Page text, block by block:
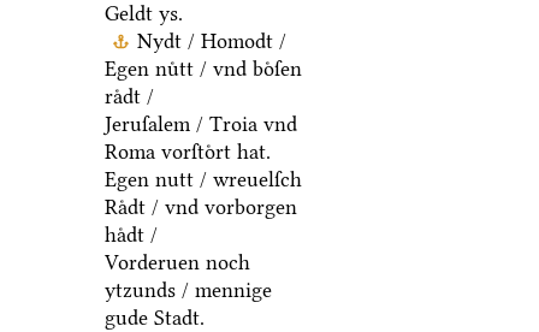
Geldt ys.
Nydt / Homodt /
Egen nuͤtt / vnd boͤſen
raͤdt /
Jeruſalem / Troia vnd
Roma vorſtoͤrt hat.
Egen nutt / wreuelſch
Raͤdt / vnd vorborgen
haͤdt /
Vorderuen noch
ytzunds / mennige
gude Stadt.